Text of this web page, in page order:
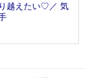
越えたい♡／ 気